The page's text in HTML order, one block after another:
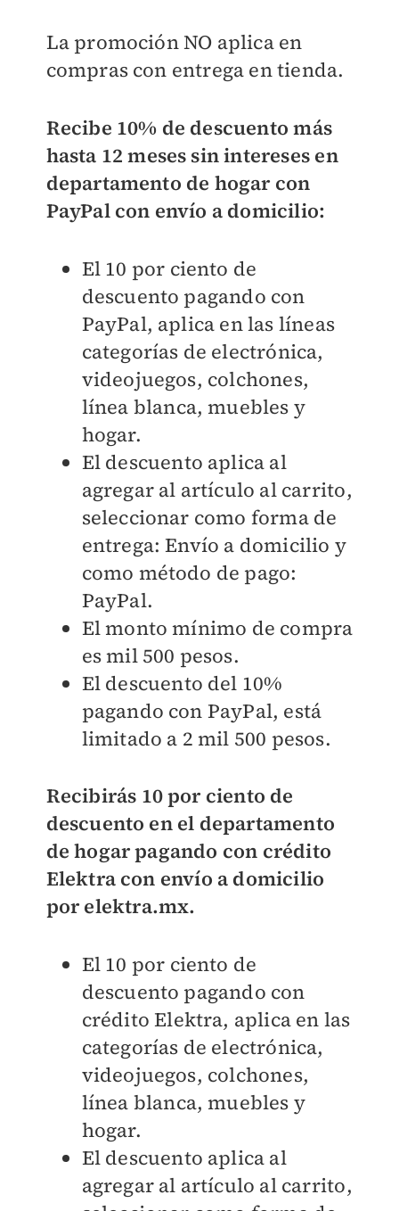
La promoción NO aplica en
compras con entrega en tienda.
Recibe 10% de descuento más
hasta 12 meses sin intereses en
departamento de hogar con
PayPal con envío a domicilio:
El 10 por ciento de
descuento pagando con
PayPal, aplica en las líneas
categorías de electrónica,
videojuegos, colchones,
línea blanca, muebles y
hogar.
El descuento aplica al
agregar al artículo al carrito,
seleccionar como forma de
entrega: Envío a domicilio y
como método de pago:
PayPal.
El monto mínimo de compra
es mil 500 pesos.
El descuento del 10%
pagando con PayPal, está
limitado a 2 mil 500 pesos.
Recibirás 10 por ciento de
descuento en el departamento
de hogar pagando con crédito
Elektra con envío a domicilio
por elektra.mx.
El 10 por ciento de
descuento pagando con
crédito Elektra, aplica en las
categorías de electrónica,
videojuegos, colchones,
línea blanca, muebles y
hogar.
El descuento aplica al
agregar al artículo al carrito,